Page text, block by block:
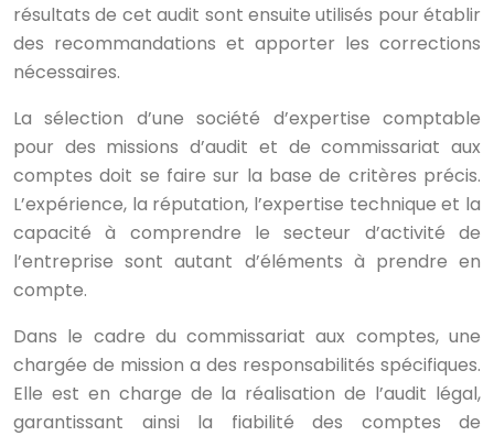
résultats de cet audit sont ensuite utilisés pour établir
des recommandations et apporter les corrections
nécessaires.
La sélection d’une société d’expertise comptable
pour des missions d’audit et de commissariat aux
comptes doit se faire sur la base de critères précis.
L’expérience, la réputation, l’expertise technique et la
capacité à comprendre le secteur d’activité de
l’entreprise sont autant d’éléments à prendre en
compte.
Dans le cadre du commissariat aux comptes, une
chargée de mission a des responsabilités spécifiques.
Elle est en charge de la réalisation de l’audit légal,
garantissant ainsi la fiabilité des comptes de